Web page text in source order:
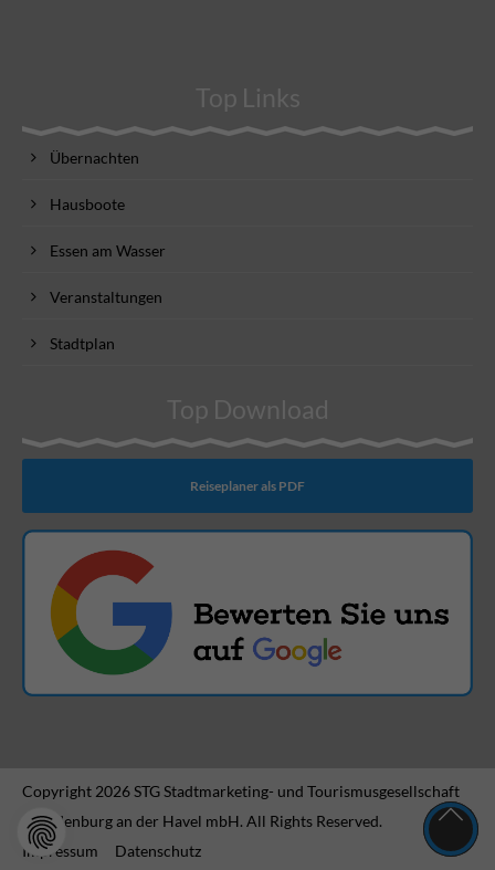
Top Links
Übernachten
Hausboote
Essen am Wasser
Veranstaltungen
Stadtplan
Top Download
Reiseplaner als PDF
Copyright 2026 STG Stadtmarketing- und Tourismusgesellschaft
Brandenburg an der Havel mbH. All Rights Reserved.
Impressum
Datenschutz